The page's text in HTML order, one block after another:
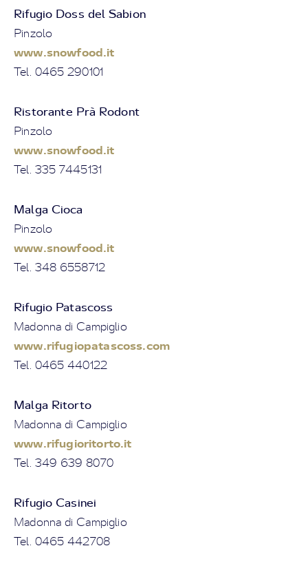
Rifugio Doss del Sabion
Pinzolo
www.snowfood.it
Tel. 0465 290101
Ristorante Prà Rodont
Pinzolo
www.snowfood.it
Tel. 335 7445131
Malga Cioca
Pinzolo
www.snowfood.it
Tel. 348 6558712
Rifugio Patascoss
Madonna di Campiglio
www.rifugiopatascoss.com
Tel. 0465 440122
Malga Ritorto
Madonna di Campiglio
www.rifugioritorto.it
Tel. 349 639 8070
Rifugio Casinei
Madonna di Campiglio
Tel. 0465 442708